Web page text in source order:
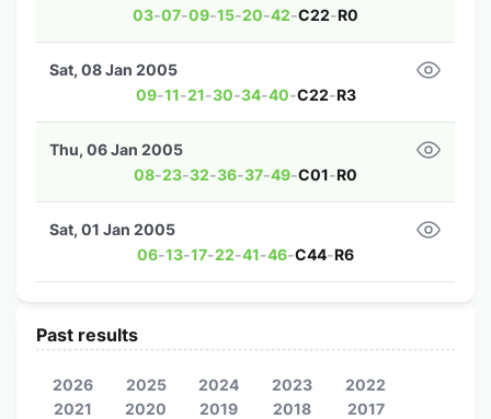
03-07-09-15-20-42-C22-R0
09-11-21-30-34-40-C22-R3
Sat, 08 Jan 2005
08-23-32-36-37-49-C01-R0
Thu, 06 Jan 2005
06-13-17-22-41-46-C44-R6
Sat, 01 Jan 2005
Past results
2026 2025 2024 2023
2022
2021
2020 2019 2018
2017